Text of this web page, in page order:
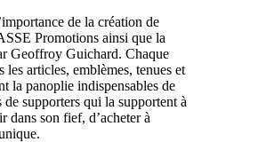
de la création de
Promotions ainsi que la
Geoffroy Guichard. Chaque
articles, emblèmes, tenues et
la panoplie indispensables de
supporters qui la supportent à
dans son fief, d’acheter à